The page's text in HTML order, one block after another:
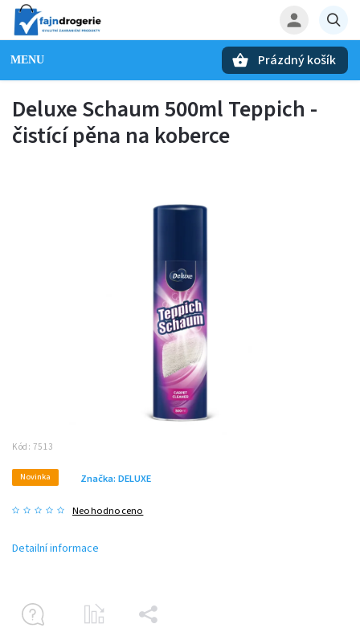
Prázdný košík
Deluxe Schaum 500ml Teppich -
čistící pěna na koberce
Kód: 7513
Novinka
Neohodnoceno
Značka: DELUXE
Detailní informace